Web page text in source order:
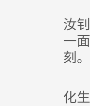
“
汝
一
刻
在
化